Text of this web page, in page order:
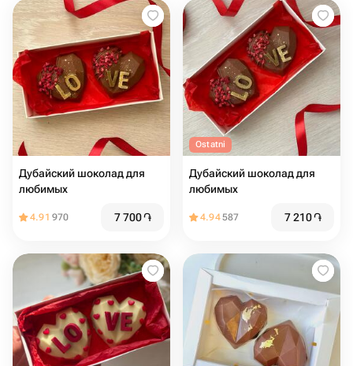
Дубайский шоколад для
любимых
4.91 970 7 700֏
Ostatni
Дубайский шоколад для
любимых
4.94587 7 210֏